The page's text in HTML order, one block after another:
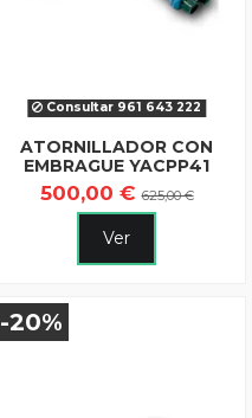
Consultar 961 643 222
ATORNILLADOR CON
EMBRAGUE YACPP41
500,00 €625,00 €
Ver
-20%